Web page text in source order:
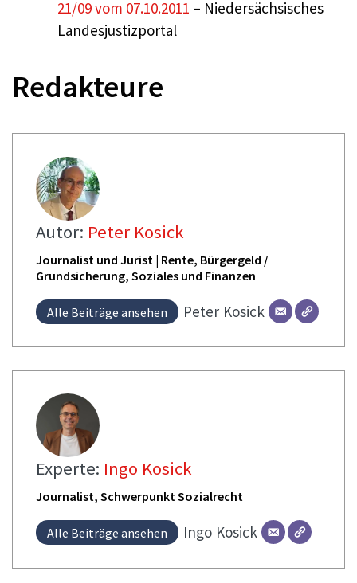
21/09 vom 07.10.2011 – Niedersächsisches
Landesjustizportal
Redakteure
Autor: Peter Kosick
Journalist und Jurist | Rente, Bürgergeld /
Grundsicherung, Soziales und Finanzen
Alle Beiträge ansehen Peter Kosick
Experte: Ingo Kosick
Journalist, Schwerpunkt Sozialrecht
Alle Beiträge ansehen Ingo Kosick